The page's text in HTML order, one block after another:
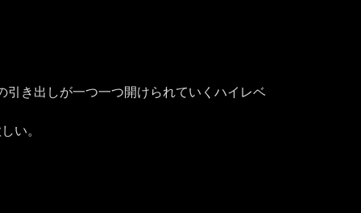
き出しが一つ一つ開けられていくハイレベ
い。